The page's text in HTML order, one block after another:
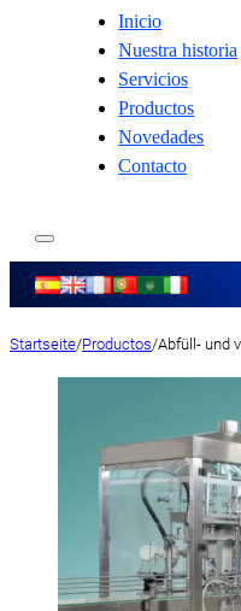
Inicio
Nuestra historia
Servicios
Productos
Novedades
Contacto
Startseite/Productos/Abfüll- und